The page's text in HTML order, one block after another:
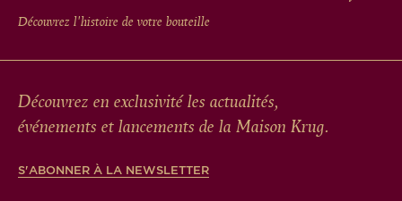
Découvrez l'histoire de votre bouteille
Découvrez en exclusivité les actualités,
événements et lancements de la Maison Krug.
S'ABONNER À LA NEWSLETTER